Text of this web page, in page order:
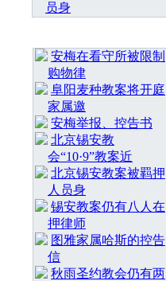
员身
安梅在看守所被限制
购物律
阜阳麦种教案将开庭
家属邀
安梅举报、控告书
北京锡安教
会“10·9”教案近
北京锡安教案被羁押
人员身
锡安教案仍有八人在
押律师
图雅家属哈斯的控告
信
秋雨圣约教会仍有两